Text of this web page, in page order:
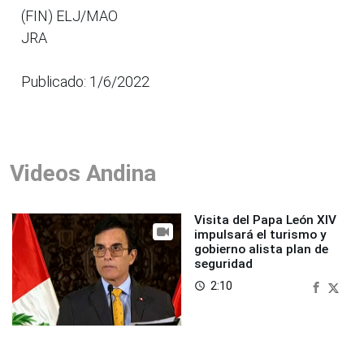
(FIN) ELJ/MAO
JRA
Publicado: 1/6/2022
Videos Andina
Visita del Papa León XIV
impulsará el turismo y
gobierno alista plan de
seguridad
access_time 2:10